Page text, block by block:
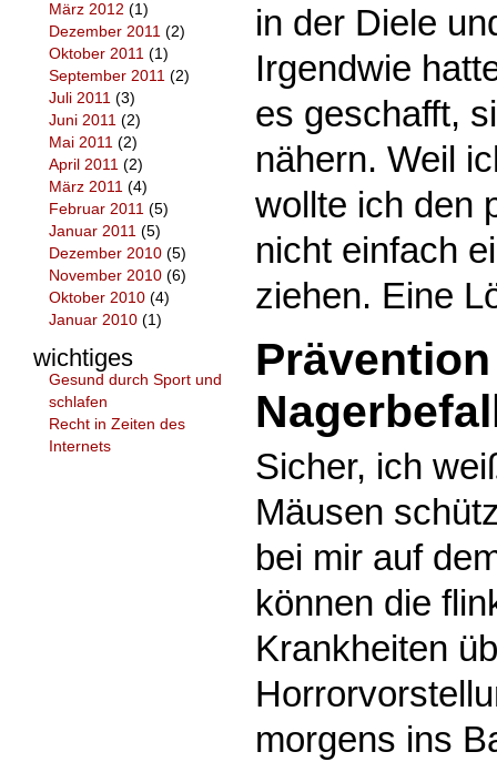
März 2012 (1)
Dezember 2011 (2)
Oktober 2011 (1)
September 2011 (2)
Juli 2011 (3)
Juni 2011 (2)
Mai 2011 (2)
April 2011 (2)
März 2011 (4)
Februar 2011 (5)
Januar 2011 (5)
Dezember 2010 (5)
November 2010 (6)
Oktober 2010 (4)
Januar 2010 (1)
wichtiges
Gesund durch Sport und
schlafen
Recht in Zeiten des
Internets
in der Diele
Irgendwie
es geschafft,
nähern. Weil
wollte ich den
nicht einfach
ziehen. Eine
Sicher, ich
Mäusen
bei mir auf
können die
Krankheiten
morgens ins